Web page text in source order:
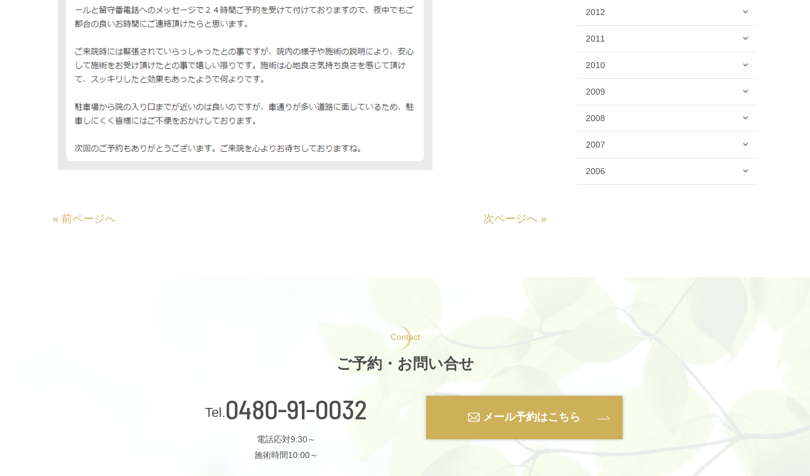
« 前ページへ 次ページへ »
2012
2011
2010
2009
2008
2007
2006
Contact
ご予約・お問い合せ
0480-91-0032
電話応対9:30～
施術時間10:00～
メール予約はこちら